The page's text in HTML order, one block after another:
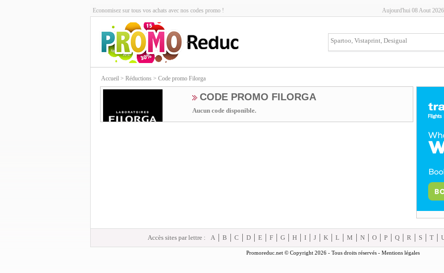
Economisez sur tous vos achats avec nos codes promo ! Aujourd'hui 08 Aout
Accueil > Réductions > Code promo Filorga
CODE PROMO FILORGA
Aucun code disponible.
Accès sites par lettre : A B C D E F G H I J K L M N O P Q R S T
Promoreduc.net © Copyright 2026 - Tous droits réservés - Mentions légales